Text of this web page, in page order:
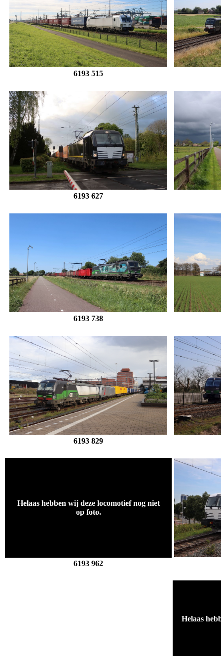
6193 515
6193 627
6193 738
6193 829
Helaas hebben wij deze locomotief nog niet
op foto.
6193 962
Helaas